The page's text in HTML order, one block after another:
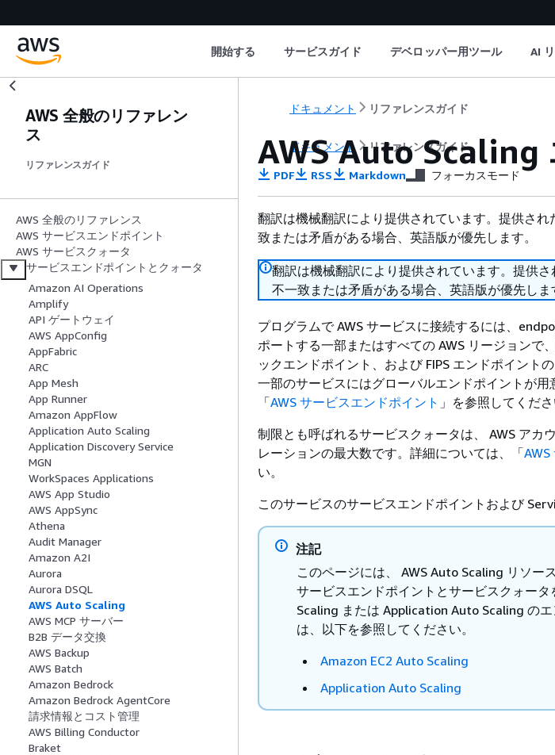
開始する サービスガイド デベロッパー用ツール AI
AWS 全般のリファレン
ス
リファレンスガイド
AWS 全般のリファレンス
AWS サービスエンドポイント
AWS サービスクォータ
サービスエンドポイントとクォータ
Amazon AI Operations
Amplify
API ゲートウェイ
AWS AppConfig
AppFabric
ARC
App Mesh
App Runner
Amazon AppFlow
Application Auto Scaling
Application Discovery Service
MGN
WorkSpaces Applications
AWS App Studio
AWS AppSync
Athena
Audit Manager
Amazon A2I
Aurora
Aurora DSQL
AWS Auto Scaling
AWS MCP サーバー
B2B データ交換
AWS Backup
AWS Batch
Amazon Bedrock
Amazon Bedrock AgentCore
請求情報とコスト管理
AWS Billing Conductor
Braket
ドキュメント リファレンスガイド
ドキュメント リファレンスガイド
AWS Auto Scaling
PDF RSS Markdown フォーカスモード
翻訳は機械翻訳により提供されています。提供さ
致または矛盾がある場合、英語版が優先します。
翻訳は機械翻訳により提供されています。提供さ
不一致または矛盾がある場合、英語版が優先しま
プログラムで AWS サービスに接続するには、
ポートする一部またはすべての AWS リージョンで
ックエンドポイント、および FIPS エンドポイント
一部のサービスにはグローバルエンドポイントが用
「AWS サービスエンドポイント 」を参照してくださ
制限とも呼ばれるサービスクォータは、 AWS アカ
レーションの最大数です。詳細については、「
い。
このサービスのサービスエンドポイントおよび
注記
このページには、 AWS Auto Scaling リソー
サービスエンドポイントとサービスクォー
Scaling または Application Auto Scaling の
は、以下を参照してください。
Amazon EC2 Auto Scaling
Application Auto Scaling